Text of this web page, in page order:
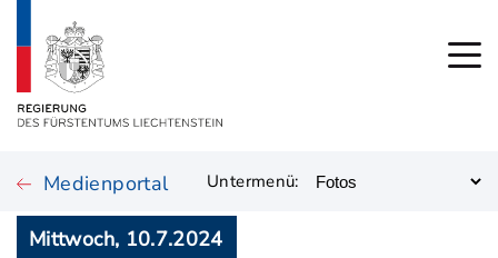
Medienportal Untermenü:
Mittwoch, 10.7.2024